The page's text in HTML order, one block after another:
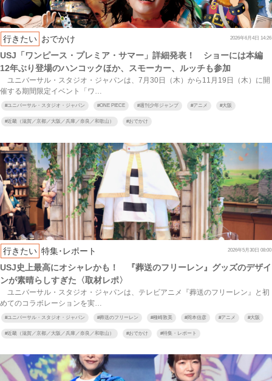
行きたい おでかけ 2026年6月4日 14:26
USJ「ワンピース・プレミア・サマー」詳細発表！ ショーには本編
12年ぶり登場のハンコックほか、スモーカー、ルッチも参加
ユニバーサル・スタジオ・ジャパンは、7月30日（木）から11月19日（木）に開
催する期間限定イベント「ワ…
#ユニバーサル・スタジオ・ジャパン #ONE PIECE #週刊少年ジャンプ #アニメ #大阪
#近畿（滋賀／京都／大阪／兵庫／奈良／和歌山） #おでかけ
行きたい 特集･レポート 2026年5月30日 08:00
USJ史上最高にオシャレかも！ 『葬送のフリーレン』グッズのデザイ
ンが素晴らしすぎた〈取材レポ〉
ユニバーサル・スタジオ・ジャパンは、テレビアニメ『葬送のフリーレン』と初
めてのコラボレーションを実…
#ユニバーサル・スタジオ・ジャパン #葬送のフリーレン #種崎敦美 #岡本信彦 #アニメ #大阪
#近畿（滋賀／京都／大阪／兵庫／奈良／和歌山） #おでかけ #特集・レポート